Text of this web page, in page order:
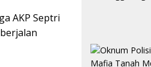
AKP Septri